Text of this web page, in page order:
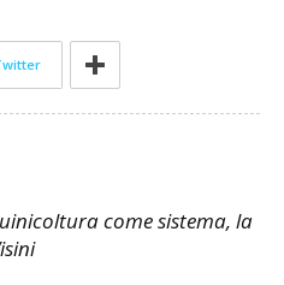
come sistema, la